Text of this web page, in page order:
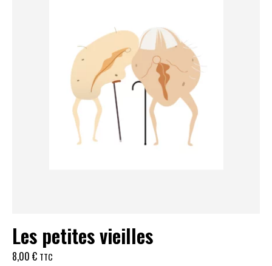
Les petites vieilles
8,00 € TTC